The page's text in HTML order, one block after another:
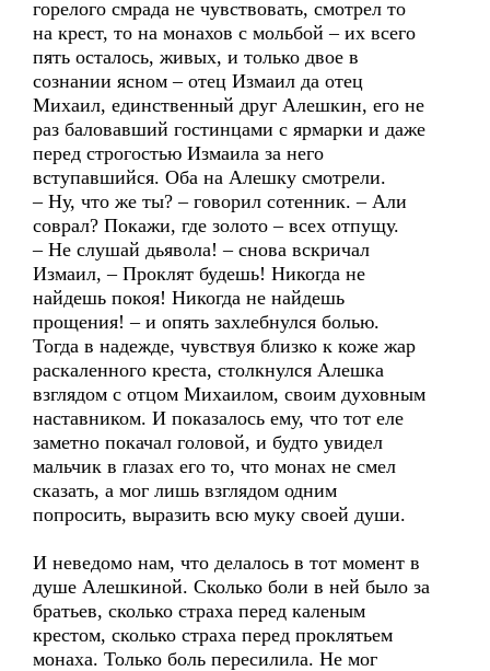
горелого смрада не чувствовать, смотрел то
на крест, то на монахов с мольбой – их всего
пять осталось, живых, и только двое в
сознании ясном – отец Измаил да отец
Михаил, единственный друг Алешкин, его не
раз баловавший гостинцами с ярмарки и даже
перед строгостью Измаила за него
вступавшийся. Оба на Алешку смотрели.
– Ну, что же ты? – говорил сотенник. – Али
соврал? Покажи, где золото – всех отпущу.
– Не слушай дьявола! – снова вскричал
Измаил, – Проклят будешь! Никогда не
найдешь покоя! Никогда не найдешь
прощения! – и опять захлебнулся болью.
Тогда в надежде, чувствуя близко к коже жар
раскаленного креста, столкнулся Алешка
взглядом с отцом Михаилом, своим духовным
наставником. И показалось ему, что тот еле
заметно покачал головой, и будто увидел
мальчик в глазах его то, что монах не смел
сказать, а мог лишь взглядом одним
попросить, выразить всю муку своей души.
И неведомо нам, что делалось в тот момент в
душе Алешкиной. Сколько боли в ней было за
братьев, сколько страха перед каленым
крестом, сколько страха перед проклятьем
монаха. Только боль пересилила. Не мог